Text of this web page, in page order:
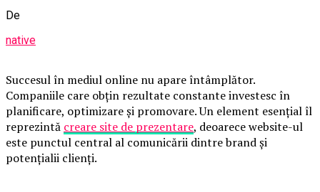
De
native
Succesul în mediul online nu apare întâmplător.
Companiile care obțin rezultate constante investesc în
planificare, optimizare și promovare. Un element esențial îl
reprezintă creare site de prezentare, deoarece website-ul
este punctul central al comunicării dintre brand și
potențialii clienți.